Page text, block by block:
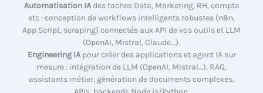
Automatisation IAdes taches Data, Marketing, RH, compta
etc : conception de workflows intelligents robustes (n8n,
App Script, scraping) connectés aux API de vos outils et LLM
(OpenAI, Mistral, Claude…).
Engineering IApour créer des applications et agent IA sur
mesure : intégration de LLM (OpenAI, Mistral…), RAG,
assistants métier, génération de documents complexes,